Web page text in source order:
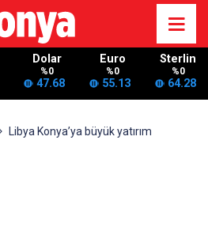
Dolar
%0
47.68
Euro
%0
55.13
Sterlin
%0
64.28
Libya Konya’ya büyük yatırım